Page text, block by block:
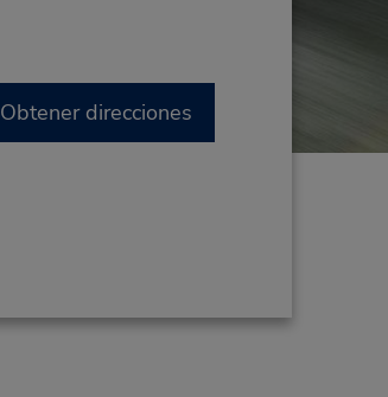
Obtener direcciones